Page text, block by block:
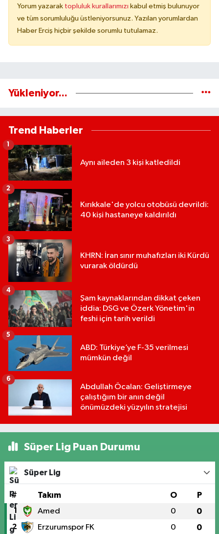
Yorum yazarak topluluk kurallarımızı kabul etmiş bulunuyor
ve tüm sorumluluğu üstleniyorsunuz. Yazılan yorumlardan
Haber Erciş hiçbir şekilde sorumlu tutulamaz.
Yükleniyor...
Trend Haberler
Aynı aileden 3 kişi katledildi
1
Kırıkkale'de yolcu otobüsü devrildi:
40 kişi hastaneye kaldırıldı
2
KHRN: İran sınır muhafızları iki Kürdü
vurarak öldürdü
3
Şam kaynaklarından dikkat çeken
iddia: DSG ve Özerk Yönetim'in
feshi için tarih verildi
4
ABD: Türkiye’ye F-35 verilmesi
mümkün değil
5
Abdullah Öcalan: Geliştirmeye
çalıştığım bir anın değil
önümüzdeki yüzyılın stratejisi
6
Süper Lig Puan Durumu
Süper Lig
# Takım O P
1 Amed 0 0
2 Erzurumspor FK 0 0